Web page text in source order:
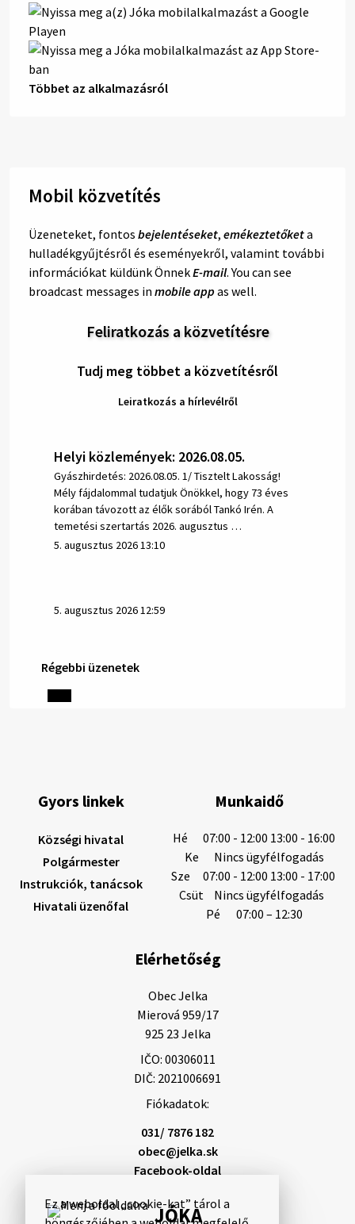
Ez a weboldal „cookie-kat” tárol a
Többet az alkalmazásról
Mobil közvetítés
Üzeneteket, fontos bejelentéseket, emékeztetőketa
hulladékgyűjtésről és eseményekről, valamint további
információkat küldünk ÖnnekE-mail. You can see
broadcast messages in mobile app as well.
Feliratkozás a közvetítésre
Tudj meg többet a közvetítésről
Leiratkozás a hírlevélről
Helyi közlemények: 2026.08.05.
Gyászhirdetés: 2026.08.05. 1/ Tisztelt Lakosság!
Mély fájdalommal tudatjuk Önökkel, hogy 73 éves
korában távozott az élők sorából Tankó Irén. A
temetési szertartás 2026. augusztus …
5. augusztus 2026 13:10
5. augusztus 2026 12:59
Helyi közlemények: 2026.08.03.
Gyászhirdetések: 2026.08.3. 1/ Tisztelt Lakosság!
Gyászhirdetés: 2026.07.31.
Tisztelt Lakosság! Mély fájdalommal tudatjuk
szertartás 2026. augusztus 5-én, szerdán …
Helyi közlemények: 2026.07.31.
1/ A Nyugat-szlovákiai Vízművek közleménye a
vízhozam további csökkenéséről A tartós
szárazság és a vízforrások hozamának csökkenése
miatt a Nyugat-szlovákiai Vízművek takarékos és…
Régebbi üzenetek
JÓKA
Gyors linkek
Községi hivatal
Polgármester
Instrukciók, tanácsok
Hivatali üzenőfal
Munkaidő
Hé
07:00 - 12:00 13:00 - 16:00
Ke
Nincs ügyfélfogadás
Sze
07:00 - 12:00 13:00 - 17:00
Csüt
Nincs ügyfélfogadás
Pé
07:00 – 12:30
Elérhetőség
Obec Jelka
Mierová 959/17
925 23 Jelka
IČO: 00306011
DIČ: 2021006691
Fiókadatok:
031/ 7876 182
obec@jelka.sk
Facebook-oldal